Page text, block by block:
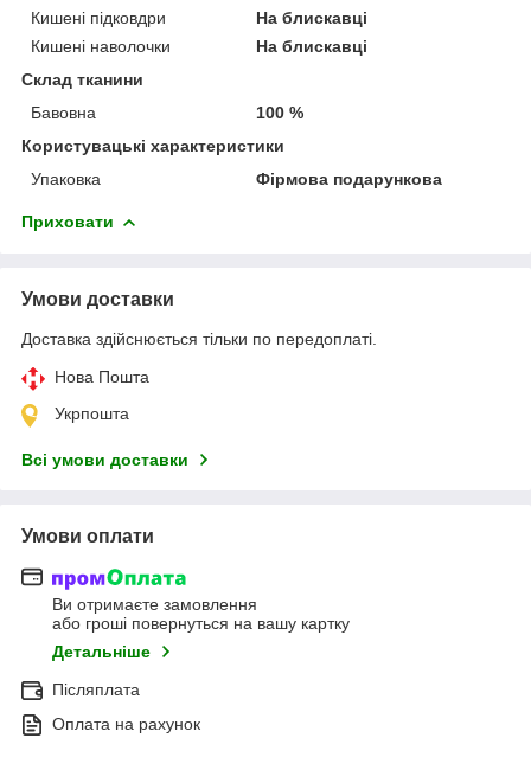
Кишені підковдри
На блискавці
Кишені наволочки
На блискавці
Склад тканини
Бавовна
100 %
Користувацькі характеристики
Упаковка
Фірмова подарункова
Приховати
Умови доставки
Доставка здійснюється тільки по передоплаті.
Нова Пошта
Укрпошта
Всі умови доставки
Умови оплати
Ви отримаєте замовлення
або гроші повернуться на вашу картку
Детальніше
Післяплата
Оплата на рахунок